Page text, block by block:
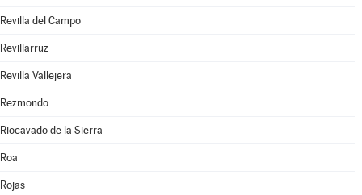
Revilla del Campo
Revillarruz
Revilla Vallejera
Rezmondo
Riocavado de la Sierra
Roa
Rojas